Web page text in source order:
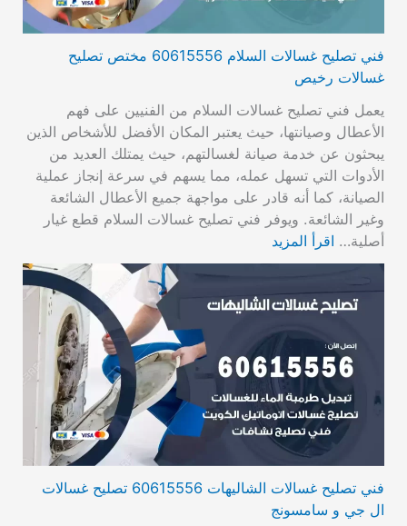
فني تصليح غسالات السلام 60615556 مختص تصليح
غسالات رخيص
يعمل فني تصليح غسالات السلام من الفنيين على فهم
الأعطال وصيانتها، حيث يعتبر المكان الأفضل للأشخاص الذين
يبحثون عن خدمة صيانة لغسالتهم، حيث يمتلك العديد من
الأدوات التي تسهل عمله، مما يسهم في سرعة إنجاز عملية
الصيانة، كما أنه قادر على مواجهة جميع الأعطال الشائعة
وغير الشائعة. ويوفر فني تصليح غسالات السلام قطع غيار
أصلية… اقرأ المزيد
فني تصليح غسالات الشاليهات 60615556 تصليح غسالات
ال جي و سامسونج